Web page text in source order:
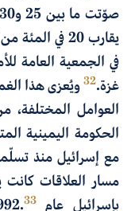
يقارب 20 في
في الجمعية العامة
غزة.32 ويُعزى هذا
العوامل المختلفة،
الحكومة اليمينية
مسار العلاقات كانت
بإسرائيل عام 1992.33